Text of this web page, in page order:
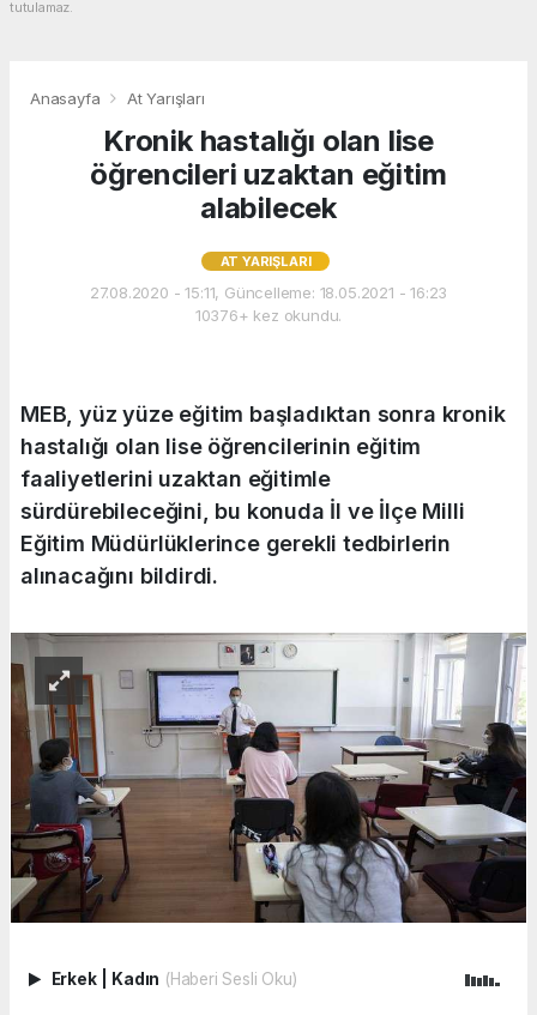
tutulamaz.
Anasayfa At Yarışları
Kronik hastalığı olan lise
öğrencileri uzaktan eğitim
alabilecek
AT YARIŞLARI
27.08.2020 - 15:11, Güncelleme: 18.05.2021 - 16:23
10376+ kez okundu.
MEB, yüz yüze eğitim başladıktan sonra kronik
hastalığı olan lise öğrencilerinin eğitim
faaliyetlerini uzaktan eğitimle
sürdürebileceğini, bu konuda İl ve İlçe Milli
Eğitim Müdürlüklerince gerekli tedbirlerin
alınacağını bildirdi.
Erkek Kadın (Haberi Sesli Oku)